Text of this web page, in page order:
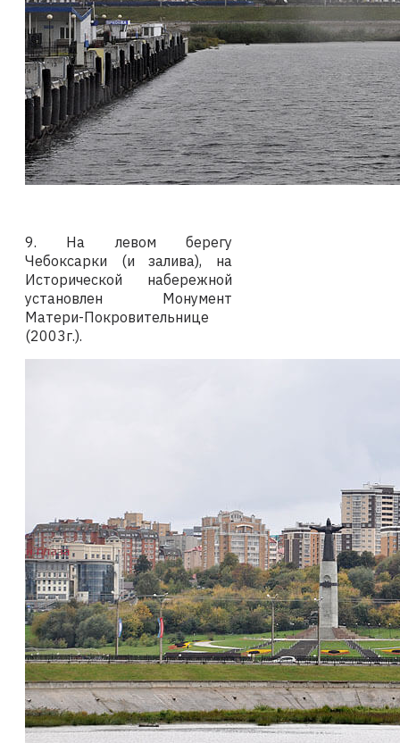
9. На левом берегу
Чебоксарки (и залива), на
Исторической набережной
установлен Монумент
Матери-Покровительнице
(2003г.).